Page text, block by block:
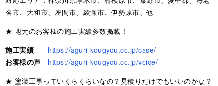
名市、大和市、座間市、綾瀬市、伊勢原市、他
★ 地元のお客様の施工実績多数掲載！
施工実績
https://aguri-kougyou.co.jp/case/
お客様の声
https://aguri-kougyou.co.jp/voice/
★ 塗装工事っていくらくらいなの？見積りだけでもいいのかな？